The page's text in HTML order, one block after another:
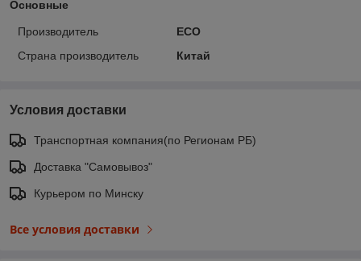
Основные
Производитель
ECO
Страна производитель
Китай
Условия доставки
Транспортная компания(по Регионам РБ)
Доставка "Самовывоз"
Курьером по Минску
Все условия доставки